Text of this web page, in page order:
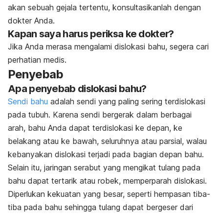
akan sebuah gejala tertentu, konsultasikanlah dengan
dokter Anda.
Kapan saya harus periksa ke dokter?
Jika Anda merasa mengalami dislokasi bahu, segera cari
perhatian medis.
Penyebab
Apa penyebab dislokasi bahu?
Sendi bahu adalah sendi yang paling sering terdislokasi
pada tubuh. Karena sendi bergerak dalam berbagai
arah, bahu Anda dapat terdislokasi ke depan, ke
belakang atau ke bawah, seluruhnya atau parsial, walau
kebanyakan dislokasi terjadi pada bagian depan bahu.
Selain itu, jaringan serabut yang mengikat tulang pada
bahu dapat tertarik atau robek, memperparah dislokasi.
Diperlukan kekuatan yang besar, seperti hempasan tiba-
tiba pada bahu sehingga tulang dapat bergeser dari